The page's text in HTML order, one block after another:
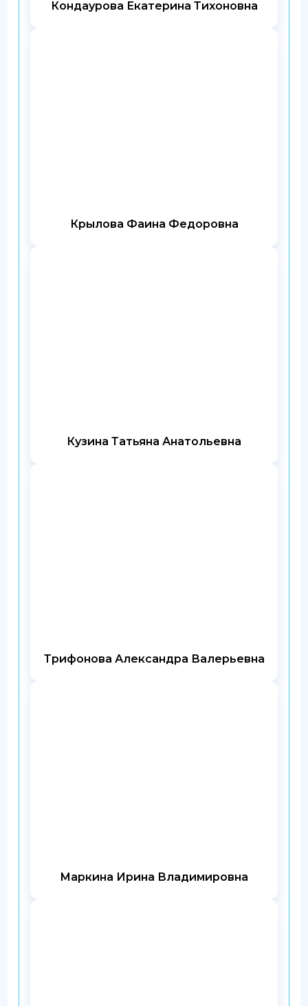
Кондаурова Екатерина Тихоновна
Крылова Фаина Федоровна
Кузина Татьяна Анатольевна
Трифонова Александра Валерьевна
Маркина Ирина Владимировна